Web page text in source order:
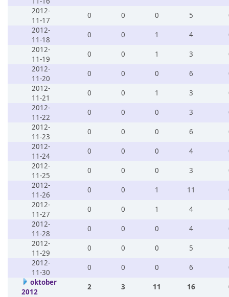
2012-
11-17
0 0 0 5
2012-
11-18
0 0 1 4
2012-
11-19
0 0 1 3
2012-
11-20
0 0 0 6
2012-
11-21
0 0 1 3
2012-
11-22
0 0 0 3
2012-
11-23
0 0 0 6
2012-
11-24
0 0 0 4
2012-
11-25
0 0 0 3
2012-
11-26
0 0 1 11
2012-
11-27
0 0 1 4
2012-
11-28
0 0 0 4
2012-
11-29
0 0 0 5
2012-
11-30
0 0 0 6
oktober
2012
2 3 11 16